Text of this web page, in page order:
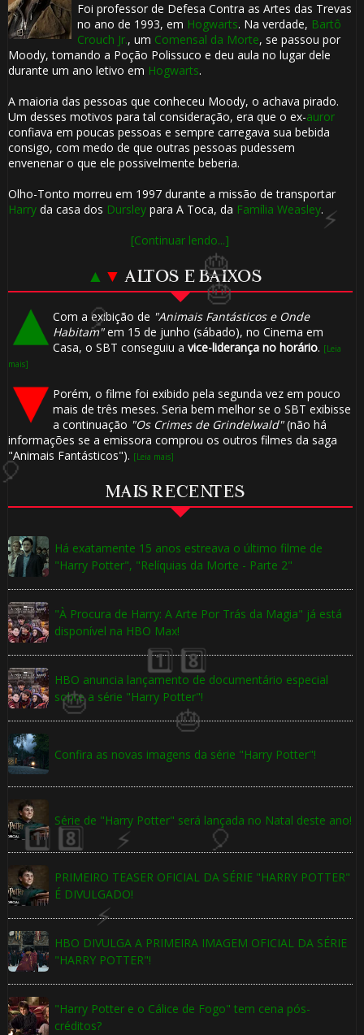
Foi professor de Defesa Contra as Artes das Trevas
no ano de 1993, em Hogwarts. Na verdade, Bartô
Crouch Jr., um Comensal da Morte, se passou por
Moody, tomando a Poção Polissuco e deu aula no lugar dele
durante um ano letivo em Hogwarts.
A maioria das pessoas que conheceu Moody, o achava pirado.
Um desses motivos para tal consideração, era que o ex-auror
confiava em poucas pessoas e sempre carregava sua bebida
consigo, com medo de que outras pessoas pudessem
envenenar o que ele possivelmente beberia.
Olho-Tonto morreu em 1997 durante a missão de transportar
Harryda casa dos Dursleypara A Toca, da Família Weasley.
[Continuar lendo...]
▲ ▼ ALTOS E BAIXOS
Com a exibição de "Animais Fantásticos e Onde
Habitam"em 15 de junho (sábado), no Cinema em
Casa, o SBT conseguiu a vice-liderança no horário. [Leia
mais]
Porém, o filme foi exibido pela segunda vez em pouco
mais de três meses. Seria bem melhor se o SBT exibisse
a continuação "Os Crimes de Grindelwald"(não há
informações se a emissora comprou os outros filmes da saga
"Animais Fantásticos"). [Leia mais]
MAIS RECENTES
Há exatamente 15 anos estreava o último filme de
"Harry Potter", "Relíquias da Morte - Parte 2"
"À Procura de Harry: A Arte Por Trás da Magia" já está
disponível na HBO Max!
HBO anuncia lançamento de documentário especial
sobre a série "Harry Potter"!
Confira as novas imagens da série "Harry Potter"!
Série de "Harry Potter" será lançada no Natal deste ano!
PRIMEIRO TEASER OFICIAL DA SÉRIE "HARRY POTTER"
É DIVULGADO!
HBO DIVULGA A PRIMEIRA IMAGEM OFICIAL DA SÉRIE
"HARRY POTTER"!
"Harry Potter e o Cálice de Fogo" tem cena pós-
créditos?
🎈
⚡
1️⃣ 8️⃣